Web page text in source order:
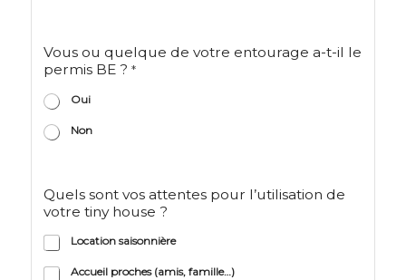
Vous ou quelque de votre entourage a-t-il le
permis BE ? *
Oui
Non
Quels sont vos attentes pour l’utilisation de
votre tiny house ?
Location saisonnière
Accueil proches (amis, famille…)